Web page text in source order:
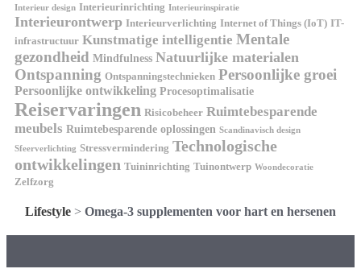
Interieur design Interieurinrichting Interieurinspiratie
Interieurontwerp Interieurverlichting Internet of Things (IoT) IT-
infrastructuur Kunstmatige intelligentie Mentale
gezondheid Mindfulness Natuurlijke materialen
Ontspanning Ontspanningstechnieken Persoonlijke groei
Persoonlijke ontwikkeling Procesoptimalisatie
Reiservaringen Risicobeheer Ruimtebesparende
meubels Ruimtebesparende oplossingen Scandinavisch design
Sfeerverlichting Stressvermindering Technologische
ontwikkelingen Tuininrichting Tuinontwerp Woondecoratie
Zelfzorg
Lifestyle > Omega-3 supplementen voor hart en hersenen